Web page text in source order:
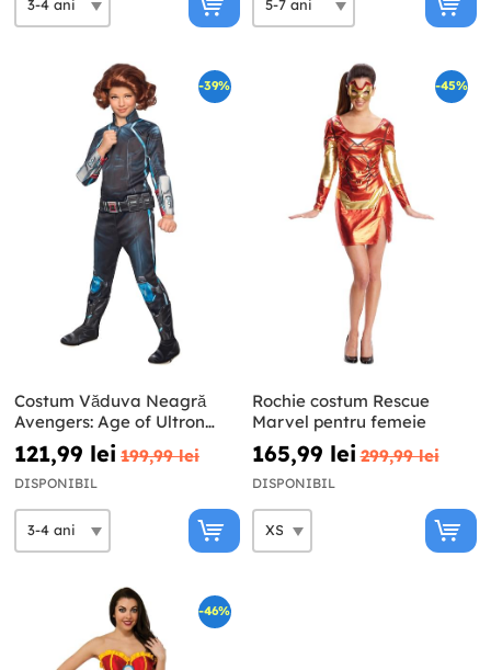
-39%
Costum Văduva Neagră
Avengers: Age of Ultron
deluxe pentru fată
121,99 lei 199,99 lei
DISPONIBIL
-45%
Rochie costum Rescue
Marvel pentru femeie
165,99 lei 299,99 lei
DISPONIBIL
-46%